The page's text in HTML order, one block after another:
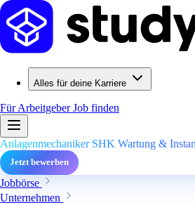
Alles für deine Karriere
Für ArbeitgeberJob finden
Anlagenmechaniker SHK Wartung &
Jetzt bewerben
Jobbörse
Unternehmen